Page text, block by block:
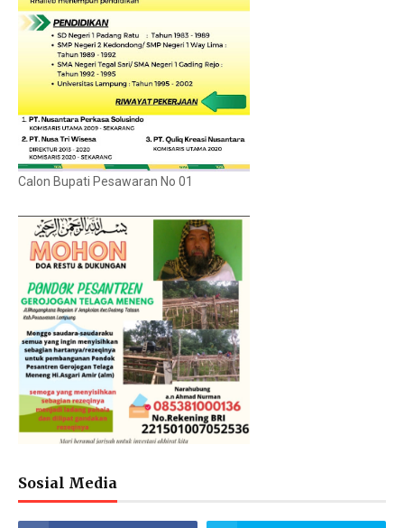
Calon Bupati Pesawaran No 01
Sosial Media